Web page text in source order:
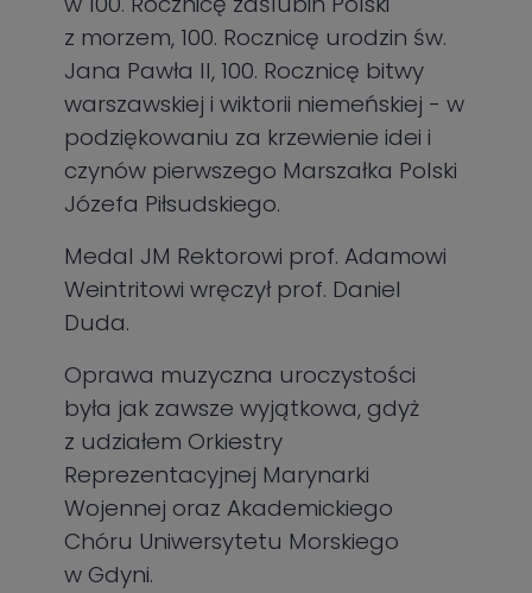
z morzem, 100. Rocznicę urodzin św.
Jana Pawła II, 100. Rocznicę bitwy
warszawskiej i wiktorii niemeńskiej - w
podziękowaniu za krzewienie idei i
czynów pierwszego Marszałka Polski
Józefa Piłsudskiego.
Medal JM Rektorowi prof. Adamowi
Weintritowi wręczył prof. Daniel
Duda.
Oprawa muzyczna uroczystości
była jak zawsze wyjątkowa, gdyż
z udziałem Orkiestry
Reprezentacyjnej Marynarki
Wojennej oraz Akademickiego
Chóru Uniwersytetu Morskiego
w Gdyni.